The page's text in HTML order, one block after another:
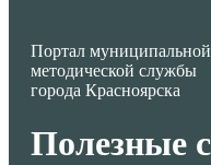
Портал муниципальной
методической службы
города Красноярска
Полезные